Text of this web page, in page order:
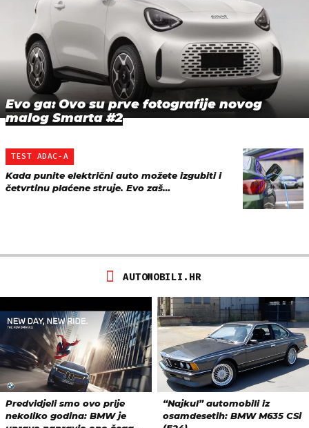
Evo ga: Ovo su prve fotografije novog
malog Smarta #2
TEST ADAC-A
Kada punite električni auto možete izgubiti i
četvrtinu plaćene struje. Evo zaš…